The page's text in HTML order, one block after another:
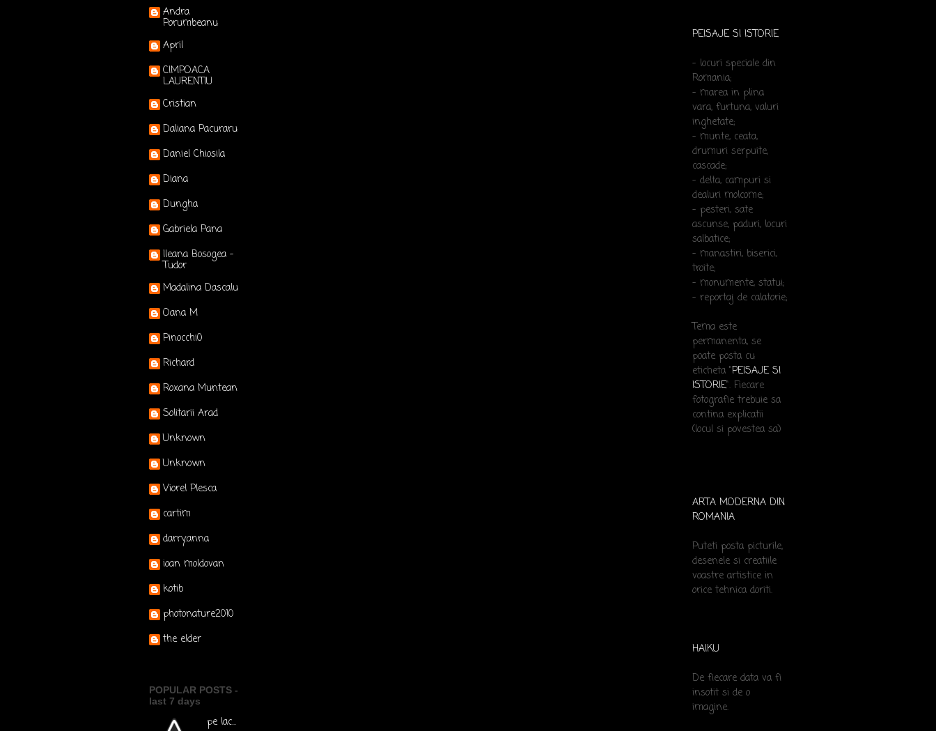
Andra
Porumbeanu
April
CIMPOACA
LAURENTIU
Cristian
Daliana Pacuraru
Daniel Chiosila
Diana
Dungha
Gabriela Pana
Ileana Bosogea -
Tudor
Madalina Dascalu
Oana M
Pinocchi0
Richard
Roxana Muntean
Solitarii Arad
Unknown
Unknown
Viorel Plesca
cartim
darry.anna
ioan moldovan
kotib
photonature2010
the elder
POPULAR POSTS -
last 7 days
pe lac...
PEISAJE SI ISTORIE
- locuri speciale din
Romania;
- marea in plina
vara, furtuna, valuri
inghetate;
- munte, ceata,
drumuri serpuite,
cascade;
- delta, campuri si
dealuri molcome;
- pesteri, sate
ascunse, paduri, locuri
salbatice;
- manastiri, biserici,
troite;
- monumente, statui;
- reportaj de calatorie;
Tema este
permanenta, se
poate posta cu
eticheta "PEISAJE SI
ISTORIE". Fiecare
fotografie trebuie sa
contina explicatii
(locul si povestea sa)
ARTA MODERNA DIN
ROMANIA
Puteti posta picturile,
desenele si creatiile
voastre artistice in
orice tehnica doriti.
HAIKU
De fiecare data va fi
insotit si de o
imagine.